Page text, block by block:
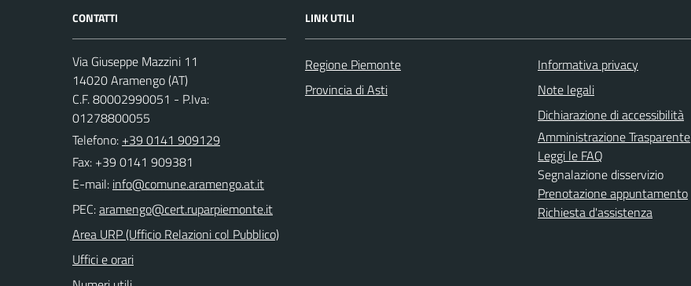
CONTATTI
Via Giuseppe Mazzini 11
14020 Aramengo (AT)
C.F. 80002990051 - P.Iva:
01278800055
Telefono: +39 0141 909129
Fax: +39 0141 909381
E-mail:
PEC:
Area URP (Ufficio Relazioni col Pubblico)
Uffici e orari
LINK UTILI
Regione Piemonte
Provincia di Asti
Informativa privacy
Note legali
Dichiarazione di accessibilità
Amministrazione Trasparente
Leggi le FAQ
Segnalazione disservizio
Prenotazione appuntamento
Richiesta d'assistenza